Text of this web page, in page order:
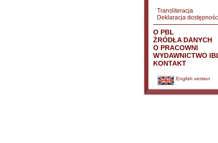
Transliteracja
Deklaracja
O PBL
ŹRÓDŁA DANYCH
O PRACOWNI
WYDAWNICTWO
KONTAKT
English version